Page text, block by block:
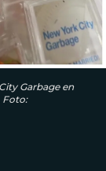
Garbage en
Foto: